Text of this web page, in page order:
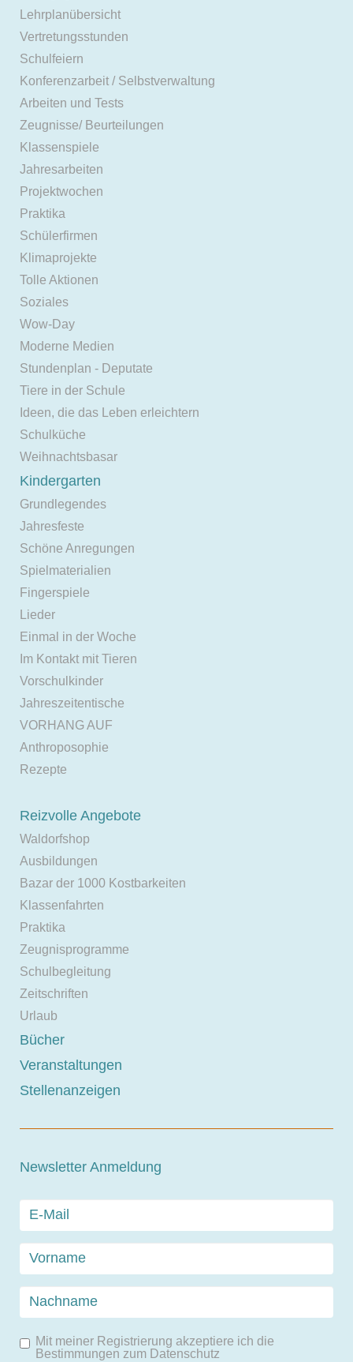
Lehrplanübersicht
Vertretungsstunden
Schulfeiern
Konferenzarbeit / Selbstverwaltung
Arbeiten und Tests
Zeugnisse/ Beurteilungen
Klassenspiele
Jahresarbeiten
Projektwochen
Praktika
Schülerfirmen
Klimaprojekte
Tolle Aktionen
Soziales
Wow-Day
Moderne Medien
Stundenplan - Deputate
Tiere in der Schule
Ideen, die das Leben erleichtern
Schulküche
Weihnachtsbasar
Kindergarten
Grundlegendes
Jahresfeste
Schöne Anregungen
Spielmaterialien
Fingerspiele
Lieder
Einmal in der Woche
Im Kontakt mit Tieren
Vorschulkinder
Jahreszeitentische
VORHANG AUF
Anthroposophie
Rezepte
Reizvolle Angebote
Waldorfshop
Ausbildungen
Bazar der 1000 Kostbarkeiten
Klassenfahrten
Praktika
Zeugnisprogramme
Schulbegleitung
Zeitschriften
Urlaub
Bücher
Veranstaltungen
Stellenanzeigen
Newsletter Anmeldung
Mit meiner Registrierung akzeptiere ich die
Bestimmungen zum Datenschutz